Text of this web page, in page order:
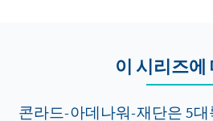
이 시리즈에
콘라드-아데나워-재단은 5대